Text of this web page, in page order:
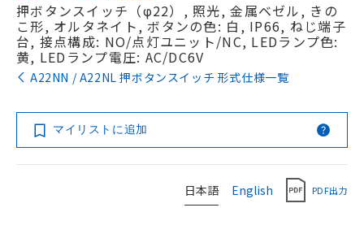
押ボタンスイッチ（φ22）, 照光, 金属ベゼル, きの
こ形, オルタネイト, ボタンの色: 白, IP66, ねじ端子
台, 接点構成: NO/点灯ユニット/NC, LEDランプ色:
黄, LEDランプ電圧: AC/DC6V
A22NN / A22NL 押ボタンスイッチ 形式仕様一覧
マイリストに追加
日本語 English PDF出力